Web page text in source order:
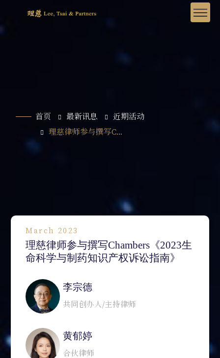
首页 最新讯息
近期活动
理慈律师参与撰写C...
March 2023
理慈律师参与撰写Chambers《2023生
命科学与制药知识产权诉讼指南》
李宗德
共同创办人/主持律师
黄郁婷
合伙律师